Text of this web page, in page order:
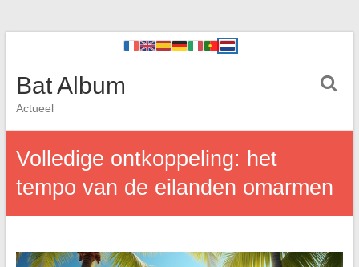
Bat Album
Actueel
Volledige ontkoppeling: het
tempo van de eilanden omarmen